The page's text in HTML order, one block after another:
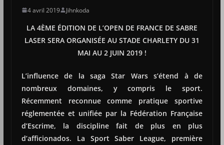
4 avril 2019 Jihnkoda
LA 4ÈME ÉDITION DE L’OPEN DE FRANCE DE SABRE
LASER SERA ORGANISÉE AU STADE CHARLETY DU 31
MAI AU 2 JUIN 2019 !
L’influence de la saga Star Wars s’étend à de
nombreux domaines, y compris le sport.
Récemment reconnue comme pratique sportive
réglementée et unifiée par la Fédération Française
d’Escrime, la discipline fait de plus en plus
d’afficionados. La Sport Saber League, première